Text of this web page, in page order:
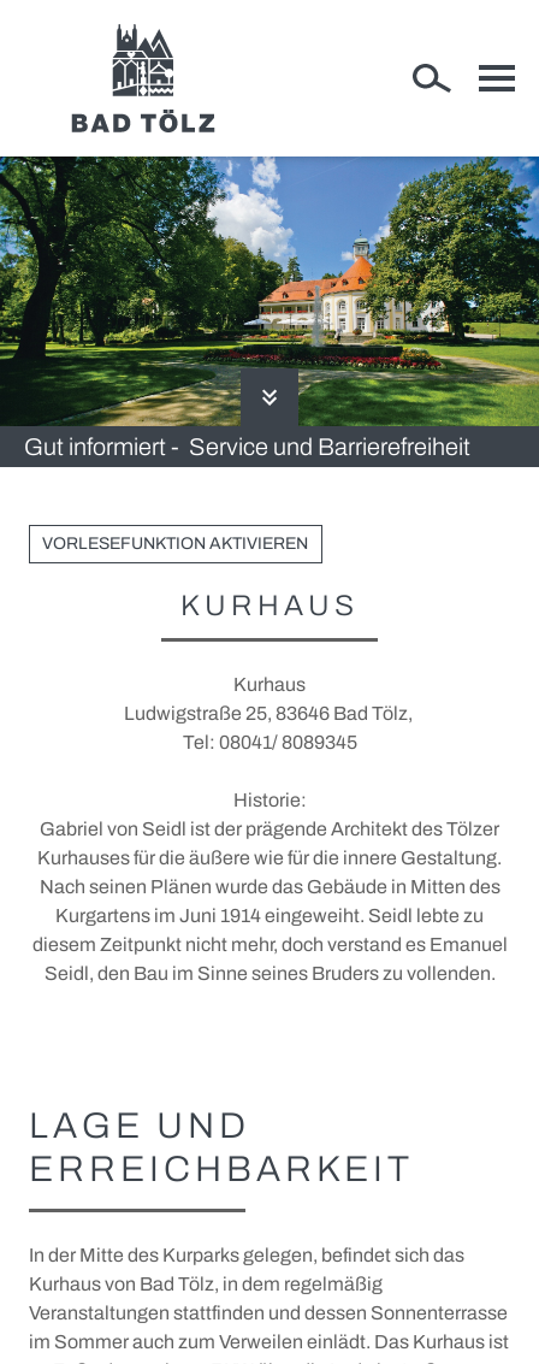
Gut informiert - Service und Barrierefreiheit
RATHAUS
WIRTSCHAFT
RUND UM BAD TÖLZ
Unterkünfte
Urlaubsangebote
Gruppenangebote
Camping und Wohnmobil
Parken in der Stadt
MVV: Münchner Verkehrs- und Tarifverbund
MVV-Netz und Busfahrpläne
Prospektanfrage und Downloads
Login Gastgeber
Bad Tölz für alle (Barrierefrei)
Fotowettbewerb 2026
Sommererlebnisse
Tölzer Löwen
Kur
Moor
Bewegung
Aktivwochen
Ernährung
+
VORLESEFUNKTION AKTIVIEREN
KURHAUS
Kurhaus
Ludwigstraße 25, 83646 Bad Tölz,
Tel: 08041/ 8089345
Historie:
Gabriel von Seidl ist der prägende Architekt des Tölzer
Kurhauses für die äußere wie für die innere Gestaltung.
Nach seinen Plänen wurde das Gebäude in Mitten des
Kurgartens im Juni 1914 eingeweiht. Seidl lebte zu
diesem Zeitpunkt nicht mehr, doch verstand es Emanuel
Seidl, den Bau im Sinne seines Bruders zu vollenden.
LAGE UND
ERREICHBARKEIT
In der Mitte des Kurparks gelegen, befindet sich das
Kurhaus von Bad Tölz, in dem regelmäßig
Veranstaltungen stattfinden und dessen Sonnenterrasse
im Sommer auch zum Verweilen einlädt. Das Kurhaus ist